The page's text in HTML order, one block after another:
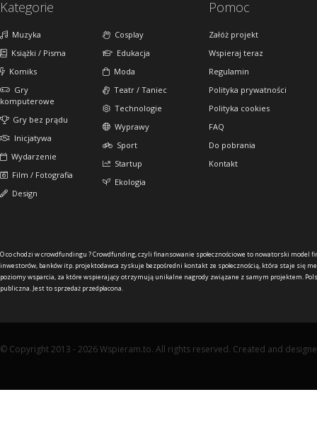
Kategorie
Muzyka
Książki / Pisma
Komiks
Gry
komputerowe
Gry bez prądu
Inicjatywa
Wydarzenie
Film / Fotografia
Design
Cosplay
Edukacja
Moda
Teatr / Taniec
Technologie
Wyprawy
Sport
Startup
Ekologia
Pomoc
Załóż projekt
Wspieraj teraz
Regulamin
Polityka prywatności
Polityka cookies
FAQ
Do pobrania
Kontakt
O co chodzi w crowdfundingu ?Crowdfunding, czyli finansowanie społecznościowe to nowatorski model
inwestorów, banków itp. projektodawca zyskuje bezpośredni kontakt ze społecznością, która staje się
poziomy wsparcia, za które wspierający otrzymują unikalne nagrody związane z samym projektem.
publiczna. Jest to sprzedaż przedpłacona.
© Copyright 2013 - 2026 Wspieram.to. All rights reserved. Created and